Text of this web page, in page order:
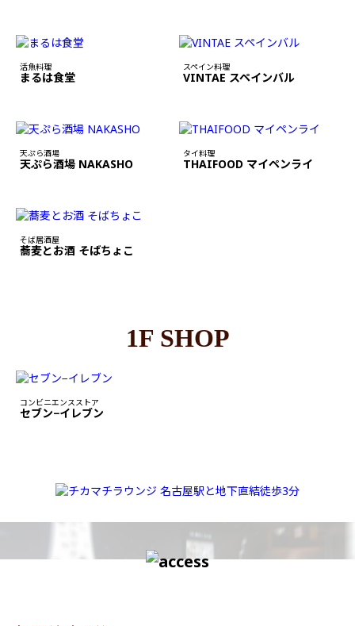
活魚料理
まるは食堂
スペイン料理
VINTAE スペインバル
天ぷら酒場
天ぷら酒場 NAKASHO
タイ料理
THAIFOOD マイペンライ
そば居酒屋
蕎麦とお酒 そばちょこ
1F SHOP
コンビニエンスストア
セブン−イレブン